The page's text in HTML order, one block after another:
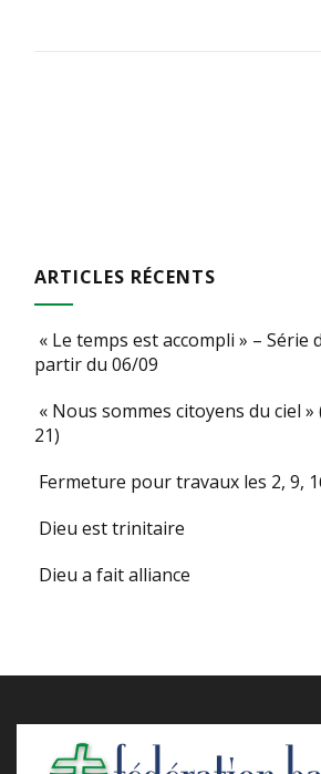
ARTICLES RÉCENTS
« Le temps est accompli » – Série
partir du 06/09
« Nous sommes citoyens du ciel
21)
Fermeture pour travaux les 2, 9,
Dieu est trinitaire
Dieu a fait alliance